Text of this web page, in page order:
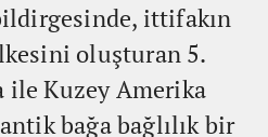
ittifakın
oluşturan 5.
ile Kuzey Amerika
bağa bağlılık bir